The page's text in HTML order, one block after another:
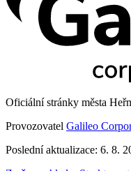
Oficiální stránky města
Provozovatel Galileo
Poslední aktualizace: 6. 8.